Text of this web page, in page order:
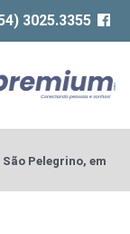
3025.3355
Pelegrino, em